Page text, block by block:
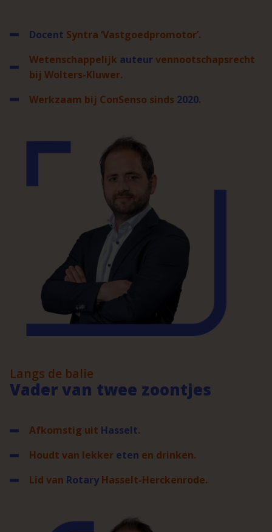
Docent Syntra ‘Vastgoedpromotor’.
Wetenschappelijk auteurvennootschapsrecht
bij Wolters-Kluwer.
Werkzaam bij ConSenso sinds 2020.
Langs de balie
Vader van twee zoontjes
Afkomstig uit Hasselt.
Houdt van lekker eten en drinken.
Lid van Rotary Hasselt-Herckenrode.